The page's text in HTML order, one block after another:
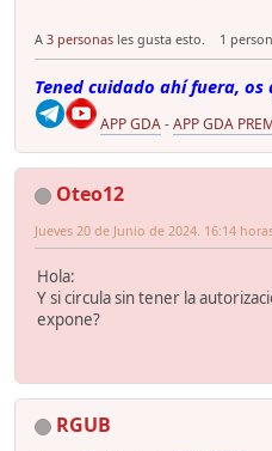
A 3 personas les gusta esto. 1
Tened cuidado ahí fuera,
APP GDA-APP GDA
Oteo12
Jueves 20 de Junio de 2024. 16:14
Hola:
Y si circula sin tener la
expone?
RGUB